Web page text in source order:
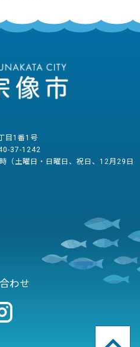
目1番1号
37-1242
（土曜日・日曜日、祝日、12月29日
わせ